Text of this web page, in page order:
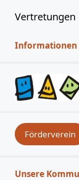
Vertretungen
Informationen
Förderverein
Unsere